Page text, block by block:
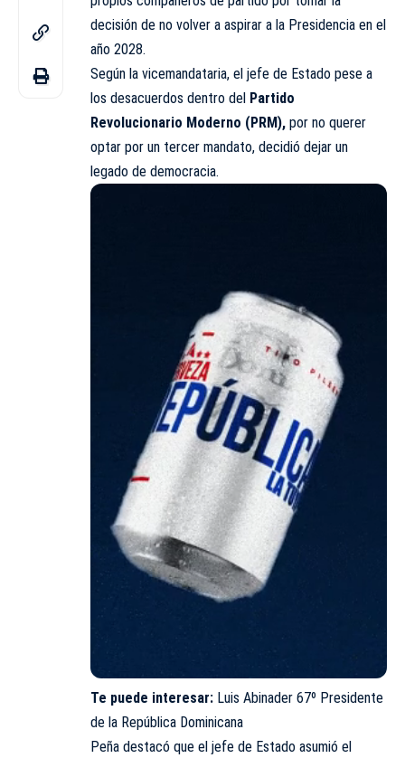
decisión de no volver a aspirar a la Presidencia en el
año 2028.
Según la vicemandataria, el jefe de Estado pese a
los desacuerdos dentro del Partido
Revolucionario Moderno (PRM), por no querer
optar por un tercer mandato, decidió dejar un
legado de democracia.
Te puede interesar: Luis Abinader 67º Presidente
de la República Dominicana
Peña destacó que el jefe de Estado asumió el